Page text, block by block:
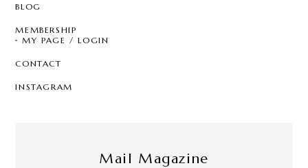
BLOG
MEMBERSHIP
MY PAGE / LOGIN
CONTACT
INSTAGRAM
Mail Magazine